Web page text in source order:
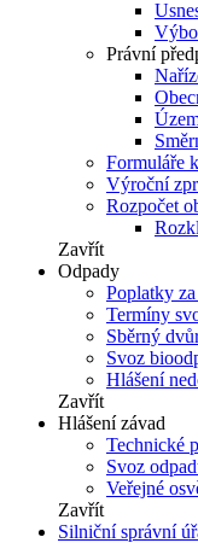
Právní
Formuláře
Výroční
Rozpočet
Zavřít
Odpady
Poplatky
Termíny
Sběrný
Svoz
Hlášení
Zavřít
Hlášení závad
Technické
Svoz
Veřejné
Zavřít
Silniční správní